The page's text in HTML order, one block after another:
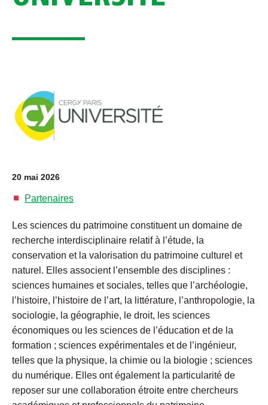
20 mai 2026
Partenaires
Les sciences du patrimoine constituent un domaine de
recherche interdisciplinaire relatif à l’étude, la
conservation et la valorisation du patrimoine culturel et
naturel. Elles associent l’ensemble des disciplines :
sciences humaines et sociales, telles que l’archéologie,
l’histoire, l’histoire de l’art, la littérature, l’anthropologie, la
sociologie, la géographie, le droit, les sciences
économiques ou les sciences de l’éducation et de la
formation ; sciences expérimentales et de l’ingénieur,
telles que la physique, la chimie ou la biologie ; sciences
du numérique. Elles ont également la particularité de
reposer sur une collaboration étroite entre chercheurs